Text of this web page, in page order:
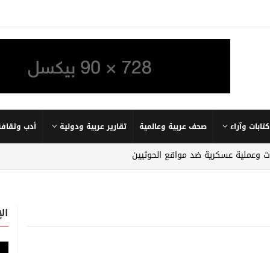
كتابات وآراء صحف عربية وعالمية تقارير عربية ودولية أدب
عسكرية ضد مواقع الحوثيين